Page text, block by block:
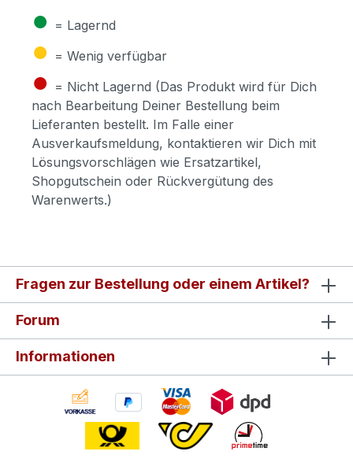
● = Lagernd
● = Wenig verfügbar
● = Nicht Lagernd (Das Produkt wird für Dich
nach Bearbeitung Deiner Bestellung beim
Lieferanten bestellt. Im Falle einer
Ausverkaufsmeldung, kontaktieren wir Dich mit
Lösungsvorschlägen wie Ersatzartikel,
Shopgutschein oder Rückvergütung des
Warenwerts.)
Fragen zur Bestellung oder einem Artikel?
Forum
Informationen